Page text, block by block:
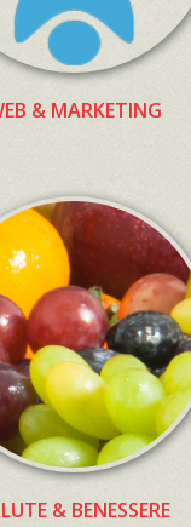
& MARKETING
& BENESSERE